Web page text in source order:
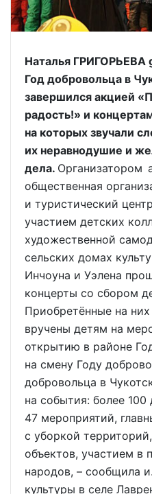
Наталья ГРИГОРЬЕВА
Год добровольца в
завершился акцией
радость!» и
на которых звучали
их неравнодушие и
дела. Организатором
общественная
и туристический
участием детских
художественной
сельских домах
Инчоуна и Уэлена
концерты со сбором
Приобретённые на
вручены детям на
открытию в районе
на смену Году
добровольца в
на события: более
47 мероприятий,
с уборкой
объектов, участием в
народов, – сообщила
культуры в селе